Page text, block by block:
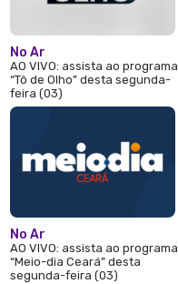
No Ar
AO VIVO: assista ao programa
“Tô de Olho” desta segunda-
feira (03)
No Ar
AO VIVO: assista ao programa
“Meio-dia Ceará” desta
segunda-feira (03)